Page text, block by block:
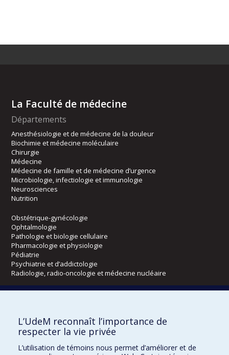
La Faculté de médecine
Départements
Anesthésiologie et de médecine de la douleur
Biochimie et médecine moléculaire
Chirurgie
Médecine
Médecine de famille et de médecine d’urgence
Microbiologie, infectiologie et immunologie
Neurosciences
Nutrition
Obstétrique-gynécologie
Ophtalmologie
Pathologie et biologie cellulaire
Pharmacologie et physiologie
Pédiatrie
Psychiatrie et d’addictologie
Radiologie, radio-oncologie et médecine nucléaire
Kinésiologie et des sciences de l’activité physique
Orthophonie et audiologie
L’UdeM reconnaît l’importance de
respecter la vie privée
L’utilisation de témoins nous permet d’améliorer et de